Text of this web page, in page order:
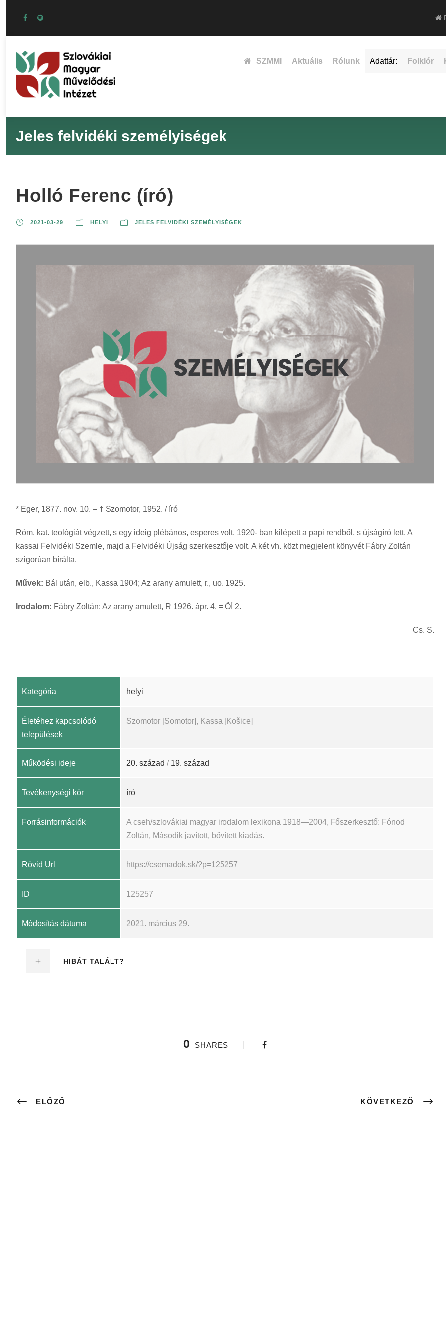
SZMMI Aktuális Rólunk Adattár: Folklór
Jeles felvidéki személyiségek
Holló Ferenc (író)
2021-03-29 HELYI JELES FELVIDÉKI SZEMÉLYISÉGEK
* Eger, 1877. nov. 10. – † Szomotor, 1952. / író
Róm. kat. teológiát végzett, s egy ideig plébános, esperes volt. 1920- ban kilépett a papi rendből, s újságíró lett. A
kassai Felvidéki Szemle, majd a Felvidéki Újság szerkesztője volt. A két vh. közt megjelent könyvét Fábry Zoltán
szigorúan bírálta.
Művek: Bál után, elb., Kassa 1904; Az arany amulett, r., uo. 1925.
Irodalom: Fábry Zoltán: Az arany amulett, R 1926. ápr. 4. = ÖÍ 2.
Cs. S.
Kategória helyi
Életéhez kapcsolódó
települések
Szomotor [Somotor], Kassa [Košice]
Működési ideje 20. század / 19. század
Tevékenységi kör író
Forrásinformációk
A cseh/szlovákiai magyar irodalom lexikona 1918—2004, Főszerkesztő: Fónod
Zoltán, Második javított, bővített kiadás.
Rövid Url https://csemadok.sk/?p=125257
ID 125257
Módosítás dátuma 2021. március 29.
HIBÁT TALÁLT?
0 SHARES
ELŐZŐ KÖVETKEZŐ